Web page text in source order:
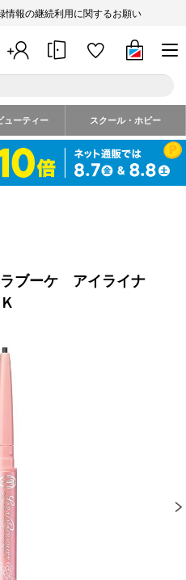
情報の継続利用に関するお願い
ューティー スクール・ホビー
ブーケ アイライナ